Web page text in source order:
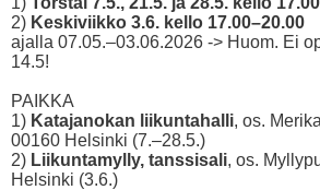
2) Keskiviikko 3.6. kello 17.00–20.00
ajalla 07.05.–03.06.2026 -> Huom. Ei
14.5!
PAIKKA
1) Katajanokan liikuntahalli, os.
00160 Helsinki (7.–28.5.)
2) Liikuntamylly, tanssisali, os.
Helsinki (3.6.)